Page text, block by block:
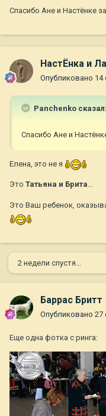
Спасибо Ане и Настёнке
НастЁнка и
Опубликовано 14
Panchenko сказал:
Спасибо Ане и
Елена, это не я
Это Татьяна и Брита
Это Ваш ребенок,
2 недели спустя...
Баррас Бритт
Опубликовано 27
Еще одна фотка с ринга: